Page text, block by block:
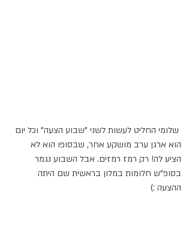
שלומי החליט לעשות לשני "שבוע הצעה" וכל יום
הוא ארגן ערב מושקע אחר, שבסופו הוא לא
הציע לה! רק רמז רמזים. אבל השבוע נגמר
בסופ"ש חלומות במלון בראשית שם היתה
ההצעה :)